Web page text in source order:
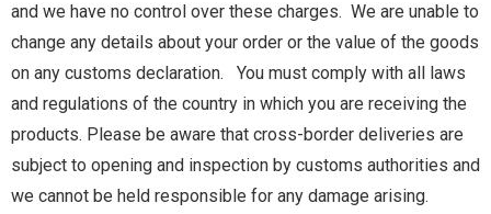
and we have no control over these charges. We are unable to
change any details about your order or the value of the goods
on any customs declaration. You must comply with all laws
and regulations of the country in which you are receiving the
products. Please be aware that cross-border deliveries are
subject to opening and inspection by customs authorities and
we cannot be held responsible for any damage arising.